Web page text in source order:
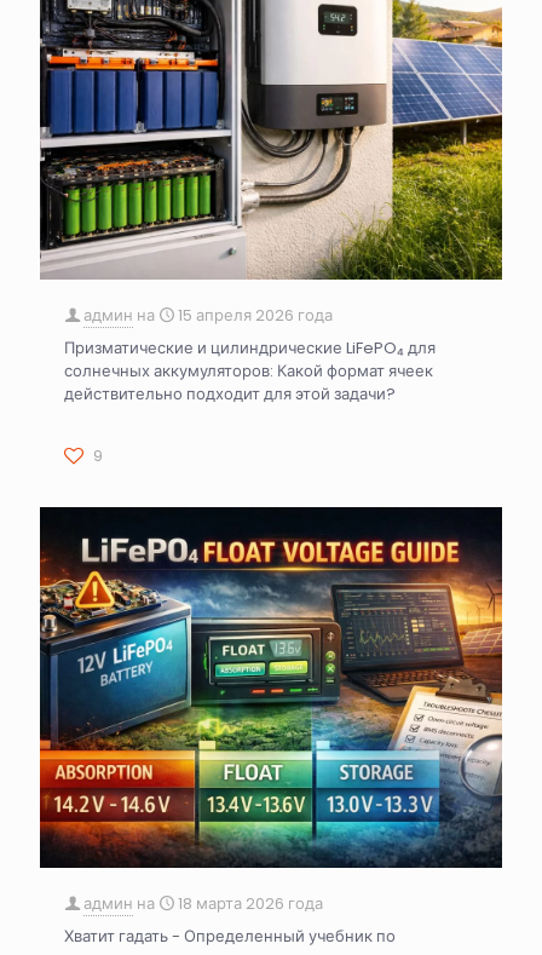
админ на
15 апреля 2026 года
Призматические и цилиндрические LiFePO₄ для
солнечных аккумуляторов: Какой формат ячеек
действительно подходит для этой задачи?
9
админ на
18 марта 2026 года
Хватит гадать - Определенный учебник по